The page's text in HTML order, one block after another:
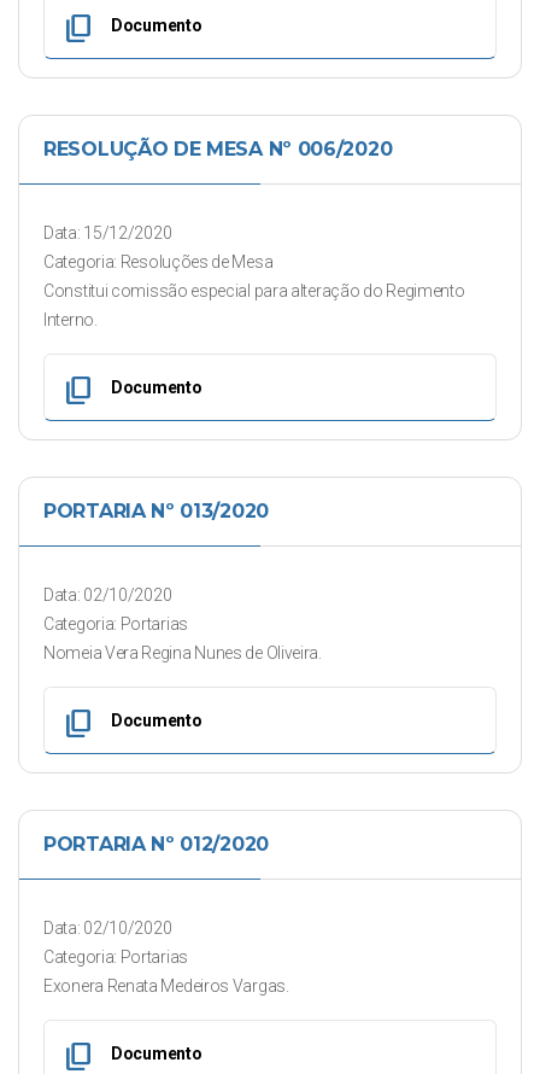
content_copy Documento
RESOLUÇÃO DE MESA Nº 006/2020
Data: 15/12/2020
Categoria: Resoluções de Mesa
Constitui comissão especial para alteração do Regimento
Interno.
content_copy Documento
PORTARIA Nº 013/2020
Data: 02/10/2020
Categoria: Portarias
Nomeia Vera Regina Nunes de Oliveira.
content_copy Documento
PORTARIA Nº 012/2020
Data: 02/10/2020
Categoria: Portarias
Exonera Renata Medeiros Vargas.
content_copy Documento